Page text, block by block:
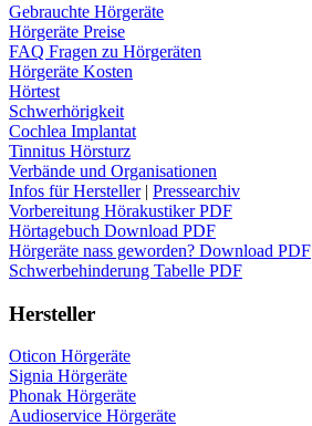
Gebrauchte Hörgeräte
Hörgeräte Preise
FAQ Fragen zu Hörgeräten
Hörgeräte Kosten
Hörtest
Schwerhörigkeit
Cochlea Implantat
Tinnitus Hörsturz
Verbände und Organisationen
Infos für Hersteller| Pressearchiv
Vorbereitung Hörakustiker PDF
Hörtagebuch Download PDF
Hörgeräte nass geworden? Download PDF
Schwerbehinderung Tabelle PDF
Hersteller
Oticon Hörgeräte
Signia Hörgeräte
Phonak Hörgeräte
Audioservice Hörgeräte